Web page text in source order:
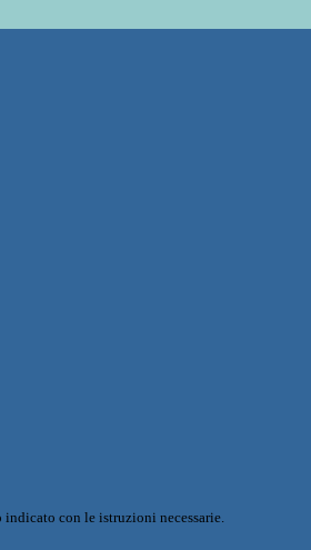
con le istruzioni necessarie.